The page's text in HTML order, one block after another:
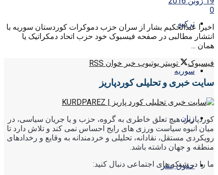
ترکیه
سوریه
زنان
حقوق بشر
0
اخیرا عبدالحکیم بشار از سران حزب دموکرات کوردستان سوریه با
انتشار مطالبی در صفحه فیسبوک خود حزب اتحاد دمکراتیک یا
همان ...
فیسبوک
توییتر یوتیوب خبر خوان RSS
سایت خبری و تحلیلی کوردپاریز
کوردپاریز، هیچ تعلق خاطری به گروه، حزب و یا جریان سیاسی، در
میان انبوه سیاست ورزی های رایج احساس نمی کند و تلاش دارد تا
رویکردی مستقل، نقادانه، تحلیلی و خردمندانه به وقایع و رخدادهای
منطقه و جهان داشته باشد.
ما را در شبکه های اجتماعی دنبال کنید: